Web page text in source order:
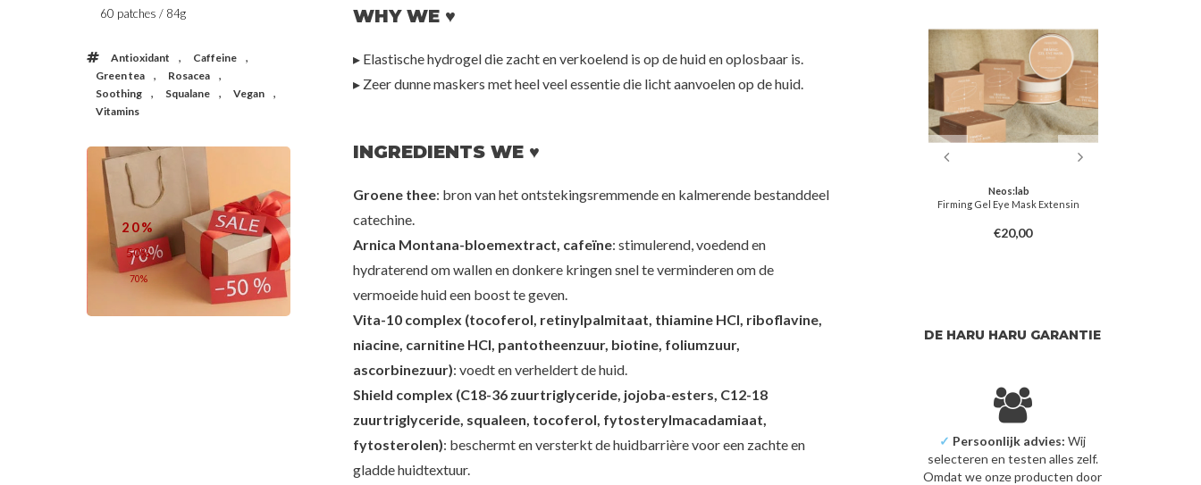
60 patches / 84g
Antioxidant , Caffeine ,
Green tea , Rosacea ,
Soothing , Squalane , Vegan ,
Vitamins
20%
50%
70%
50%
WHY WE ♥
▸ Elastische hydrogel die zacht en verkoelend is op de huid en oplosbaar is.
▸ Zeer dunne maskers met heel veel essentie die licht aanvoelen op de huid.
INGREDIENTS WE ♥
Groene thee: bron van het ontstekingsremmende en kalmerende bestanddeel
catechine.
Arnica Montana-bloemextract, cafeïne: stimulerend, voedend en
hydraterend om wallen en donkere kringen snel te verminderen om de
vermoeide huid een boost te geven.
Vita-10 complex (tocoferol, retinylpalmitaat, thiamine HCl, riboflavine,
niacine, carnitine HCl, pantotheenzuur, biotine, foliumzuur,
ascorbinezuur): voedt en verheldert de huid.
Shield complex (C18-36 zuurtriglyceride, jojoba-esters, C12-18
zuurtriglyceride, squaleen, tocoferol, fytosterylmacadamiaat,
fytosterolen): beschermt en versterkt de huidbarrière voor een zachte en
gladde huidtextuur.
Centella Mask Pack
€3,00
Petitfee
10 Day Centella Eye Mask [Soothing]
10 Day Peptide Eye Mask
Neos:lab
Firming Gel Eye Mask Extensin
Petitfee
Aura Quartz Hydrogel Eye Zone Mask
€5,00
DE HARU HARU GARANTIE
✓ Persoonlijk advies: Wij
selecteren en testen alles zelf.
Omdat we onze producten door